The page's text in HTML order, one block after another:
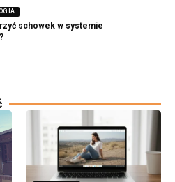
schowek w systemie